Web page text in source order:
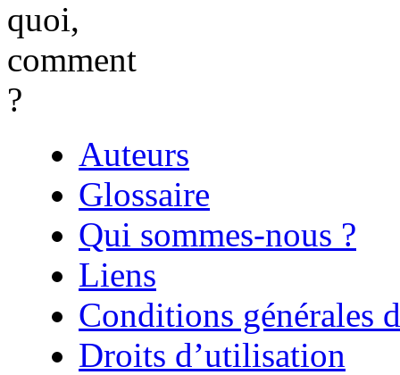
Auteurs
Glossaire
Qui sommes-nous ?
Liens
Conditions générales
Droits d’utilisation